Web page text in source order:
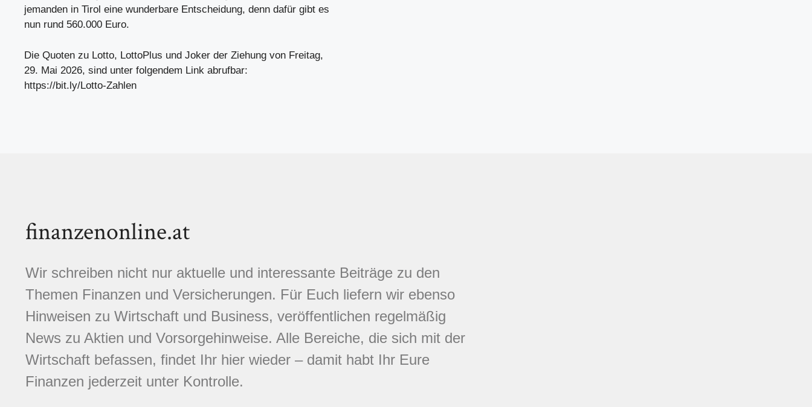
jemanden in Tirol eine wunderbare Entscheidung, denn dafür gibt es
nun rund 560.000 Euro.
Die Quoten zu Lotto, LottoPlus und Joker der Ziehung von Freitag,
29. Mai 2026, sind unter folgendem Link abrufbar:
https://bit.ly/Lotto-Zahlen
finanzenonline.at
Wir schreiben nicht nur aktuelle und interessante Beiträge zu den
Themen Finanzen und Versicherungen. Für Euch liefern wir ebenso
Hinweisen zu Wirtschaft und Business, veröffentlichen regelmäßig
News zu Aktien und Vorsorgehinweise. Alle Bereiche, die sich mit der
Wirtschaft befassen, findet Ihr hier wieder – damit habt Ihr Eure
Finanzen jederzeit unter Kontrolle.